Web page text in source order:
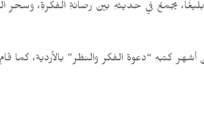
يجمعُ في حديثهِ بين رصانةِ الفكرةِ، وسحرِ
كتبهِ “دعوة الفكر والنظر” بالأردية، كما